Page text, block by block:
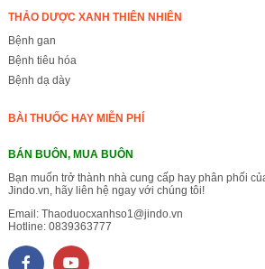
THẢO DƯỢC XANH THIÊN NHIÊN
Bệnh gan
Bệnh tiêu hóa
Bệnh dạ dày
BÀI THUỐC HAY MIỄN PHÍ
BÁN BUÔN, MUA BUÔN
Bạn muốn trở thành nhà cung cấp hay phân phối
Jindo.vn, hãy liên hệ ngay với chúng tôi!
Email: Thaoduocxanhso1@jindo.vn
Hotline: 0839363777